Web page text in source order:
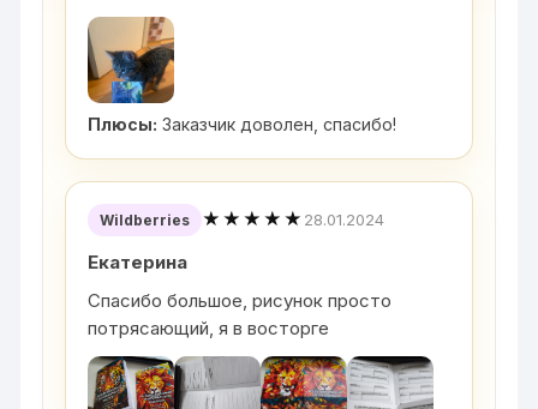
Плюсы: Заказчик доволен, спасибо!
Wildberries ★★★★★ 28.01.2024
Екатерина
Спасибо большое, рисунок просто
потрясающий, я в восторге